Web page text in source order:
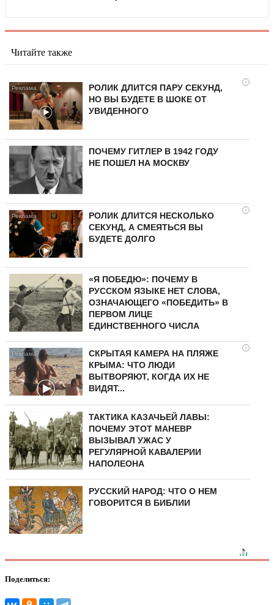
Читайте также
i
РОЛИК ДЛИТСЯ ПАРУ СЕКУНД,
НО ВЫ БУДЕТЕ В ШОКЕ ОТ
УВИДЕННОГО
ПОЧЕМУ ГИТЛЕР В 1942 ГОДУ
НЕ ПОШЕЛ НА МОСКВУ
i
РОЛИК ДЛИТСЯ НЕСКОЛЬКО
СЕКУНД, А СМЕЯТЬСЯ ВЫ
БУДЕТЕ ДОЛГО
«Я ПОБЕДЮ»: ПОЧЕМУ В
РУССКОМ ЯЗЫКЕ НЕТ СЛОВА,
ОЗНАЧАЮЩЕГО «ПОБЕДИТЬ» В
ПЕРВОМ ЛИЦЕ
ЕДИНСТВЕННОГО ЧИСЛА
i
СКРЫТАЯ КАМЕРА НА ПЛЯЖЕ
КРЫМА: ЧТО ЛЮДИ
ВЫТВОРЯЮТ, КОГДА ИХ НЕ
ВИДЯТ...
ТАКТИКА КАЗАЧЬЕЙ ЛАВЫ:
ПОЧЕМУ ЭТОТ МАНЕВР
ВЫЗЫВАЛ УЖАС У
РЕГУЛЯРНОЙ КАВАЛЕРИИ
НАПОЛЕОНА
РУССКИЙ НАРОД: ЧТО О НЕМ
ГОВОРИТСЯ В БИБЛИИ
Поделиться: